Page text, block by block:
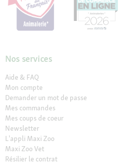
Nos services
Aide & FAQ
Mon compte
Demander un mot de passe
Mes commandes
Mes coups de coeur
Newsletter
L'appli Maxi Zoo
Maxi Zoo Vet
Résilier le contrat